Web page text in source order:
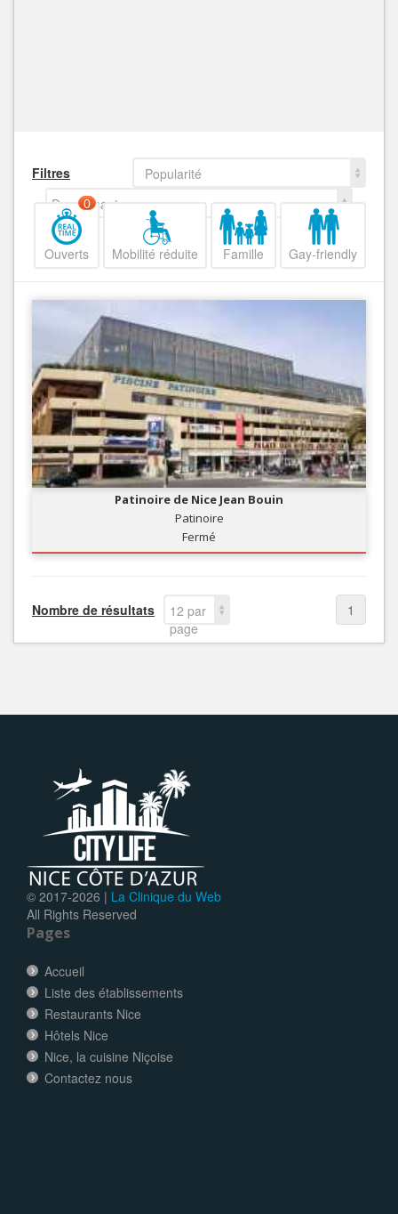
Filtres
Popularité
Decroissant
Ouverts
0
Mobilité réduite Famille Gay-friendly
Patinoire de Nice Jean Bouin
Patinoire
Fermé
Nombre de résultats
12 par
page
1
© 2017-2026 | La Clinique du Web
All Rights Reserved
Pages
Accueil
Liste des établissements
Restaurants Nice
Hôtels Nice
Nice, la cuisine Niçoise
Contactez nous